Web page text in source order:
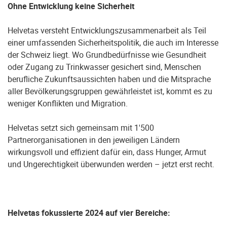
Ohne Entwicklung keine Sicherheit
Helvetas versteht Entwicklungszusammenarbeit als Teil
einer umfassenden Sicherheitspolitik, die auch im Interesse
der Schweiz liegt. Wo Grundbedürfnisse wie Gesundheit
oder Zugang zu Trinkwasser gesichert sind, Menschen
berufliche Zukunftsaussichten haben und die Mitsprache
aller Bevölkerungsgruppen gewährleistet ist, kommt es zu
weniger Konflikten und Migration.
Helvetas setzt sich gemeinsam mit 1'500
Partnerorganisationen in den jeweiligen Ländern
wirkungsvoll und effizient dafür ein, dass Hunger, Armut
und Ungerechtigkeit überwunden werden – jetzt erst recht.
Helvetas fokussierte 2024 auf vier Bereiche: